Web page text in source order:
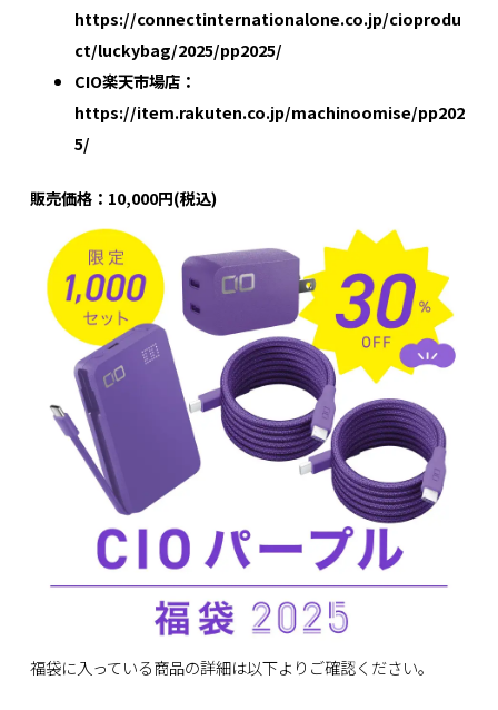
https://connectinternationalone.co.jp/cioprodu
ct/luckybag/2025/pp2025/
CIO楽天市場店：
https://item.rakuten.co.jp/machinoomise/pp202
5/
販売価格：10,000円(税込)
福袋に入っている商品の詳細は以下よりご確認ください。